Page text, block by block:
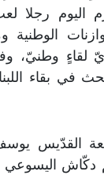
اليوم رجلا
الوطنية
لقاءٍ وطنيّ،
في بقاء
القدّيس
دكّاش